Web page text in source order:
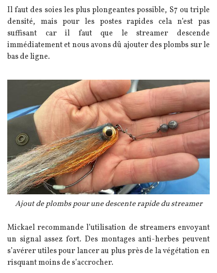
Il faut des soies les plus plongeantes possible, S7 ou triple
densité, mais pour les postes rapides cela n’est pas
suffisant car il faut que le streamer descende
immédiatement et nous avons dû ajouter des plombs sur le
bas de ligne.
Légende
Ajout de plombs pour une descente rapide du streamer
Texte
Mickael recommande l’utilisation de streamers envoyant
un signal assez fort. Des montages anti-herbes peuvent
s’avérer utiles pour lancer au plus près de la végétation en
risquant moins de s’accrocher.